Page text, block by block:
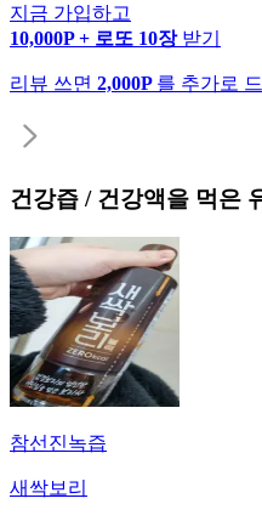
지금 가입하고
10,000P + 로또 10장 받기
리뷰 쓰면 2,000P 를 추가로
건강즙 / 건강액을 먹은
참선진녹즙
새싹보리